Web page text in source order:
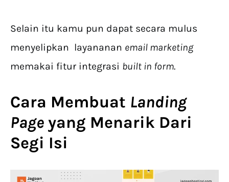
Selain itu kamu pun dapat secara mulus
menyelipkan layananan email marketing
memakai fitur integrasi built in form.
Cara Membuat Landing
Page yang Menarik Dari
Segi Isi